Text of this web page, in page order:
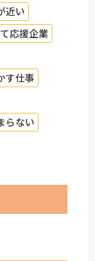
近い
応援企業
す仕事
らない